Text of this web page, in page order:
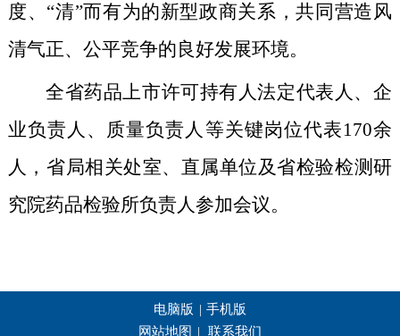
度、“清”而有为的新型政商关系，共同营造风
清气正、公平竞争的良好发展环境。
全省药品上市许可持有人法定代表人、企
业负责人、质量负责人等关键岗位代表170余
人，省局相关处室、直属单位及省检验检测研
究院药品检验所负责人参加会议。
电脑版 | 手机版
网站地图
| 联系我们